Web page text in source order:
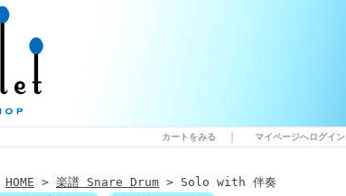
カートをみる マイページへログイン
HOME > 楽譜 Snare Drum > Solo with 伴奏